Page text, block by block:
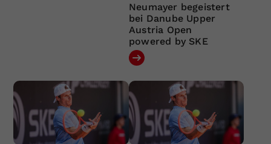
Neumayer begeistert
bei Danube Upper
Austria Open
powered by SKE